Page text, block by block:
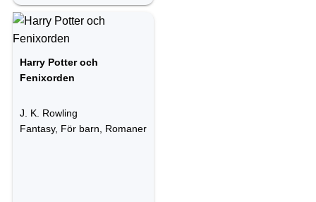
Harry Potter och
Fenixorden
J. K. Rowling
Fantasy, För barn, Romaner